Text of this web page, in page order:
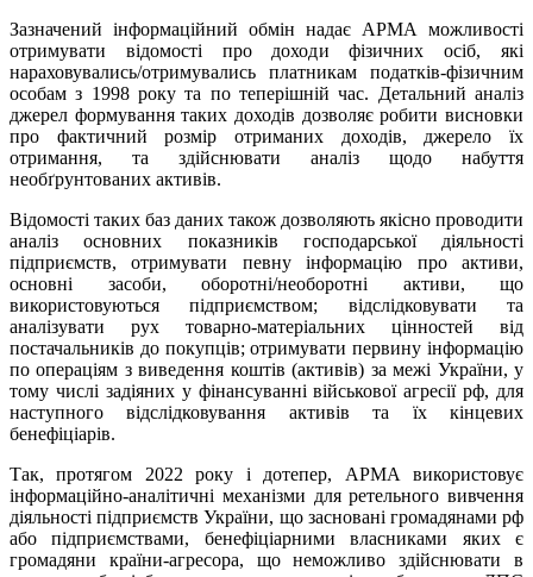
Зазначений інформаційний обмін надає АРМА можливості
отримувати відомості про доходи фізичних осіб, які
нараховувались/отримувались платникам податків-фізичним
особам з 1998 року та по теперішній час. Детальний аналіз
джерел формування таких доходів дозволяє робити висновки
про фактичний розмір отриманих доходів, джерело їх
отримання, та здійснювати аналіз щодо набуття
необґрунтованих активів.
Відомості таких баз даних також дозволяють якісно проводити
аналіз основних показників господарської діяльності
підприємств, отримувати певну інформацію про активи,
основні засоби, оборотні/необоротні активи, що
використовуються підприємством; відслідковувати та
аналізувати рух товарно-матеріальних цінностей від
постачальників до покупців; отримувати первину інформацію
по операціям з виведення коштів (активів) за межі України, у
тому числі задіяних у фінансуванні військової агресії рф, для
наступного відслідковування активів та їх кінцевих
бенефіціарів.
Так, протягом 2022 року і дотепер, АРМА використовує
інформаційно-аналітичні механізми для ретельного вивчення
діяльності підприємств України, що засновані громадянами рф
або підприємствами, бенефіціарними власниками яких є
громадяни країни-агресора, що неможливо здійснювати в